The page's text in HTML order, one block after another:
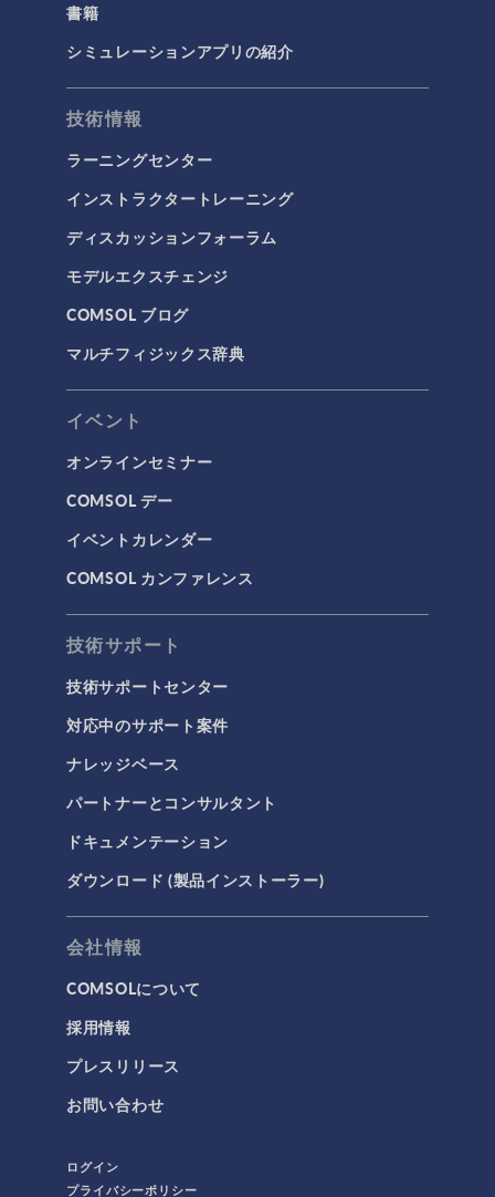
書籍
シミュレーションアプリの紹介
技術情報
ラーニングセンター
インストラクタートレーニング
ディスカッションフォーラム
モデルエクスチェンジ
COMSOL ブログ
マルチフィジックス辞典
イベント
オンラインセミナー
COMSOL デー
イベントカレンダー
COMSOL カンファレンス
技術サポート
技術サポートセンター
対応中のサポート案件
ナレッジベース
パートナーとコンサルタント
ドキュメンテーション
ダウンロード (製品インストーラー)
会社情報
COMSOLについて
採用情報
プレスリリース
お問い合わせ
ログイン
プライバシーポリシー